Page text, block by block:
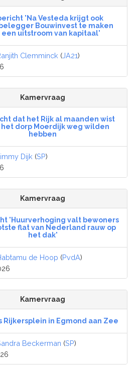
'Na Vesteda krijgt ook
Bouwinvest te maken
een uitstroom van kapitaal'
Clemminck (JA21)
Kamervraag
dat het Rijk al maanden wist
het dorp Moerdijk weg wilden
hebben
Dijk (SP)
Kamervraag
'Huurverhoging valt bewoners
flat van Nederland rauw op
het dak'
de Hoop (PvdA)
Kamervraag
Rijkersplein in Egmond aan Zee
Beckerman (SP)